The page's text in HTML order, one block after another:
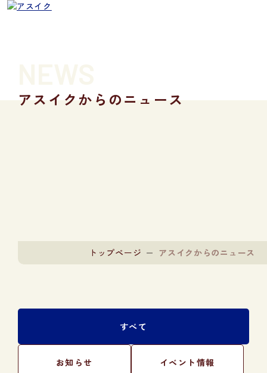
アスイクからのニュース
トップページ アスイクからのニュース
すべて
お知らせ イベント情報